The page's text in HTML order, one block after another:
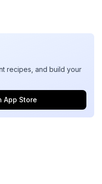
recipes, and build your
App Store